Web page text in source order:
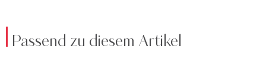
Passend zu diesem Artikel